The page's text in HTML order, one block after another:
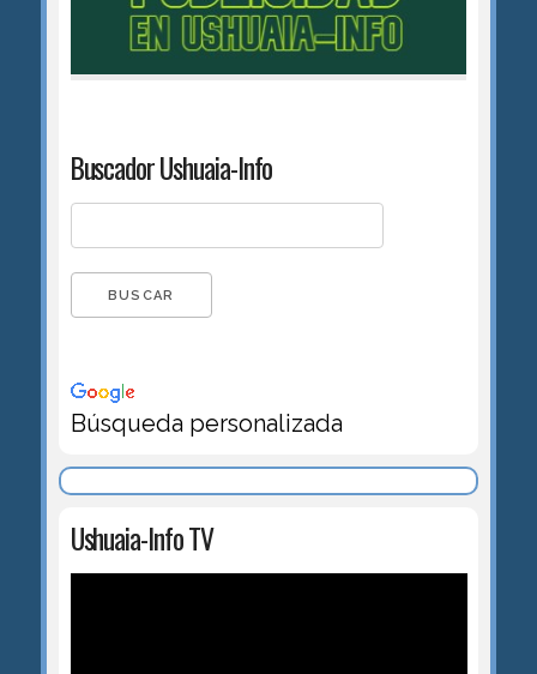
Buscador Ushuaia-Info
Búsqueda personalizada
Ushuaia-Info TV